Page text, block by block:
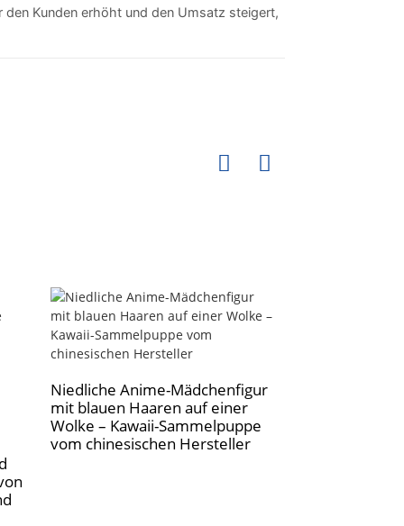
Kunden erhöht und den Umsatz steigert,
Niedliche Anime-Mädchenfigur
mit blauen Haaren auf einer
Wolke – Kawaii-Sammelpuppe
vom chinesischen Hersteller